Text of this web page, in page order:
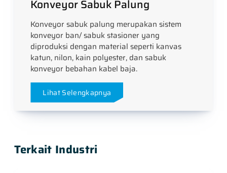
Konveyor Sabuk Palung
Konveyor sabuk palung merupakan sistem
konveyor ban/ sabuk stasioner yang
diproduksi dengan material seperti kanvas
katun, nilon, kain polyester, dan sabuk
konveyor bebahan kabel baja.
Lihat Selengkapnya
Terkait Industri